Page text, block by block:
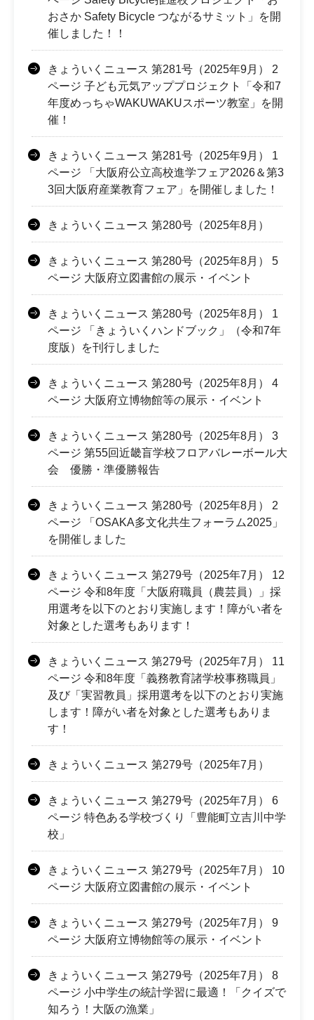
おさか Safety Bicycle つながるサミット」を開
催しました！！
きょういくニュース 第281号（2025年9月） 2
ページ 子ども元気アッププロジェクト「令和7
年度めっちゃWAKUWAKUスポーツ教室」を開
催！
きょういくニュース 第281号（2025年9月） 1
ページ 「大阪府公立高校進学フェア2026＆第3
3回大阪府産業教育フェア」を開催しました！
きょういくニュース 第280号（2025年8月）
きょういくニュース 第280号（2025年8月） 5
ページ 大阪府立図書館の展示・イベント
きょういくニュース 第280号（2025年8月） 1
ページ 「きょういくハンドブック」（令和7年
度版）を刊行しました
きょういくニュース 第280号（2025年8月） 4
ページ 大阪府立博物館等の展示・イベント
きょういくニュース 第280号（2025年8月） 3
ページ 第55回近畿盲学校フロアバレーボール大
会 優勝・準優勝報告
きょういくニュース 第280号（2025年8月） 2
ページ 「OSAKA多文化共生フォーラム2025」
を開催しました
きょういくニュース 第279号（2025年7月） 12
ページ 令和8年度「大阪府職員（農芸員）」採
用選考を以下のとおり実施します！障がい者を
対象とした選考もあります！
きょういくニュース 第279号（2025年7月） 11
ページ 令和8年度「義務教育諸学校事務職員」
及び「実習教員」採用選考を以下のとおり実施
します！障がい者を対象とした選考もありま
す！
きょういくニュース 第279号（2025年7月）
きょういくニュース 第279号（2025年7月） 6
ページ 特色ある学校づくり「豊能町立吉川中学
校」
きょういくニュース 第279号（2025年7月） 10
ページ 大阪府立図書館の展示・イベント
きょういくニュース 第279号（2025年7月） 9
ページ 大阪府立博物館等の展示・イベント
きょういくニュース 第279号（2025年7月） 8
ページ 小中学生の統計学習に最適！「クイズで
知ろう！大阪の漁業」